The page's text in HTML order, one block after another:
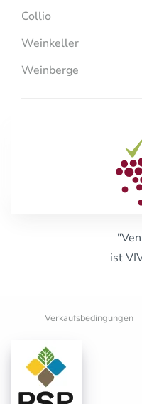
Collio
Weinkeller
Weinberge
ist
Verkaufsbedingungen